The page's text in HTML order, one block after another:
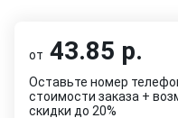
от 43.85 р.
Оставьте номер
стоимости заказа +
скидки до 20%